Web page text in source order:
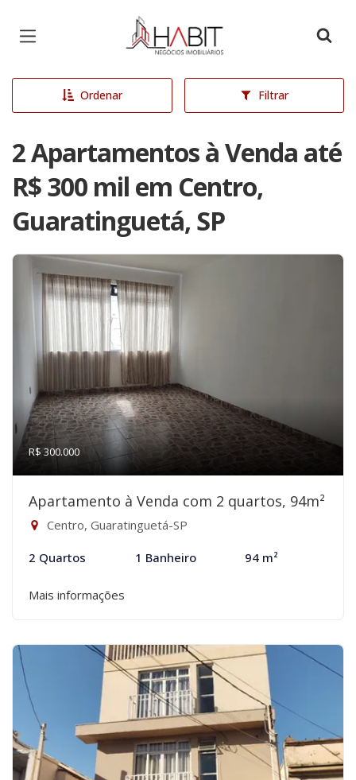
Página inicial
Ordenar Filtrar
2 Apartamentos à Venda até
R$ 300 mil em Centro,
Guaratinguetá, SP
R$ 300.000
Apartamento à Venda com 2 quartos, 94m²
Centro, Guaratinguetá-SP
2 Quartos 1 Banheiro 94 m²
Mais informações